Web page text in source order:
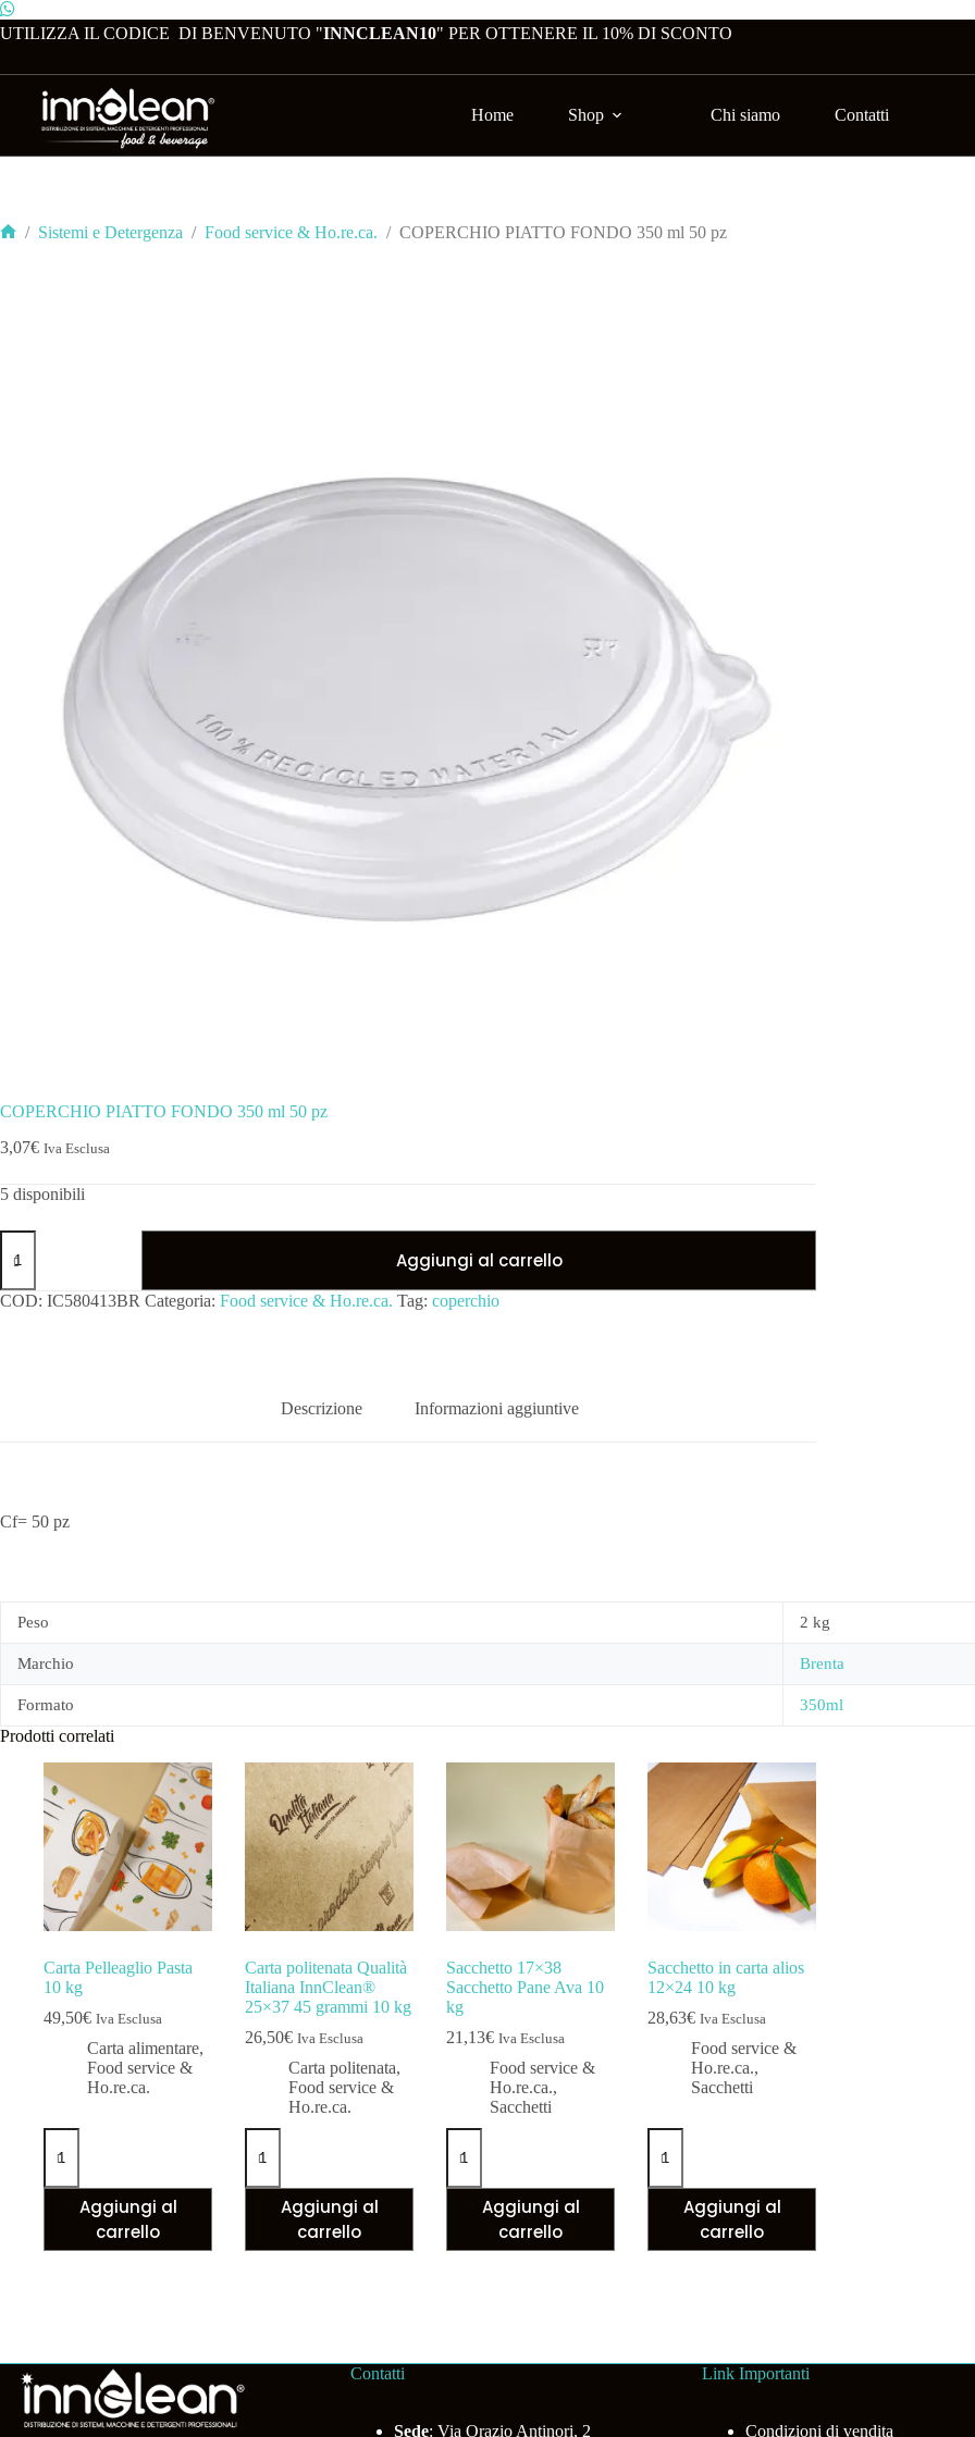
al
UTILIZZA IL CODICE DI BENVENUTO "INNCLEAN10" PER OTTENERE IL 10% DI SCONTO
Home Shop Chi siamo Contatti
/ Sistemi e Detergenza / Food service & Ho.re.ca. / COPERCHIO PIATTO FONDO 350 ml 50 pz
COPERCHIO PIATTO FONDO 350 ml 50 pz
3,07€ Iva Esclusa
5 disponibili
COPERCHIO
PIATTO
350
ml
Aggiungi al carrello
COD: IC580413BR Categoria: Food service & Ho.re.ca. Tag: coperchio
Descrizione Informazioni aggiuntive
Cf= 50 pz
Peso 2 kg
Marchio Brenta
Formato 350ml
Prodotti correlati
Carta Pelleaglio Pasta
10 kg
49,50€ Iva Esclusa
Carta alimentare,
Food service &
Ho.re.ca.
Carta
Pelleaglio
10
Aggiungi al
carrello
Carta politenata Qualità
Italiana InnClean®
25×37 45 grammi 10 kg
26,50€ Iva Esclusa
Carta politenata,
Food service &
Ho.re.ca.
Carta
politenata
Italiana
InnClean®
45
Aggiungi al
carrello
Sacchetto 17×38
Sacchetto Pane Ava 10
kg
21,13€ Iva Esclusa
Food service &
Ho.re.ca.,
Sacchetti
Sacchetto
17x38
Pane
kg
Aggiungi al
carrello
Sacchetto in carta alios
12×24 10 kg
28,63€ Iva Esclusa
Food service &
Ho.re.ca.,
Sacchetti
Sacchetto
alios
12x24
kg
Aggiungi al
carrello
Contatti
Sede: Via Orazio Antinori, 2
Link Importanti
Condizioni di vendita